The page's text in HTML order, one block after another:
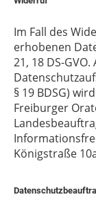
Im Fall des
erhobenen
21, 18 DS-
§ 19 BDSG)
Freiburger
Königstraße